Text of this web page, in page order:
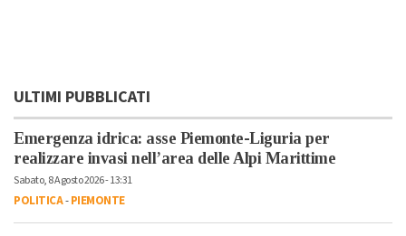
ULTIMI PUBBLICATI
Emergenza idrica: asse Piemonte-Liguria per
realizzare invasi nell’area delle Alpi Marittime
Sabato, 8 Agosto 2026 - 13:31
POLITICA-PIEMONTE